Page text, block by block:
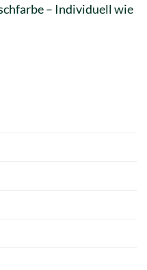
– Individuell wie